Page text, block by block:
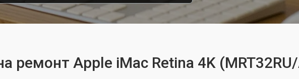
ремонт Apple iMac Retina 4K